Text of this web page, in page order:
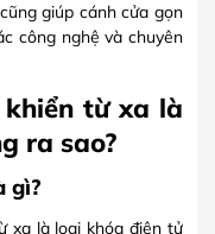
giúp cánh cửa gọn
công nghệ và chuyên
từ xa là
ra sao?
gì?
xa là loại khóa điện tử